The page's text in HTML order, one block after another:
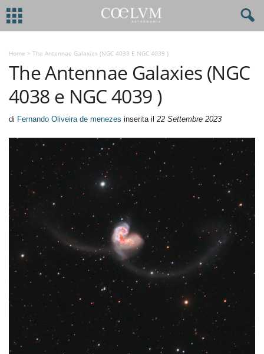
Home > The Antennae Galaxies (NGC 4038 E NGC 4039 )
The Antennae Galaxies (NGC
4038 e NGC 4039 )
di Fernando Oliveira de menezes inserita il 22 Settembre 2023